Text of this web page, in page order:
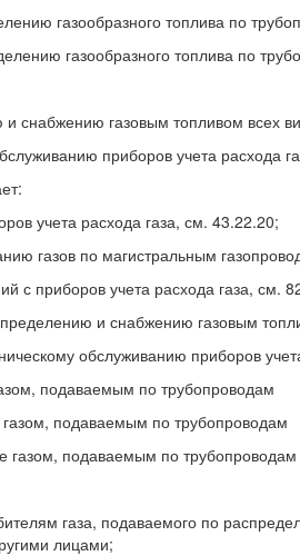
газообразного топлива по
газообразного топлива по
снабжению газовым топливом всех
приборов учета расхода
учета расхода газа, см. 43.22.20;
газов по магистральным
с приборов учета расхода газа, см.
и снабжению газовым
обслуживанию приборов
подаваемым по трубопроводам
газом, подаваемым по трубопроводам
газом, подаваемым по трубопроводам
газа, подаваемого по
лицами;